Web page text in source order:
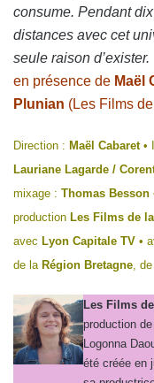
consume. Pendant
distances avec cet
seule raison d’exister.
en présence de Maël
Plunian (Les Films
Direction : Maël Cabaret•
Lauriane Lagarde /
mixage : Thomas Besson
production Les Films de
avec Lyon Capitale TV •
de la Région Bretagne ,
Les Films
production
Logonna
été créée en